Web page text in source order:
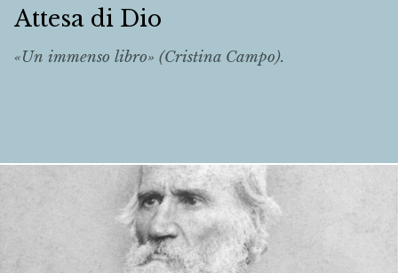
Attesa di Dio
«Un immenso libro» (Cristina Campo).